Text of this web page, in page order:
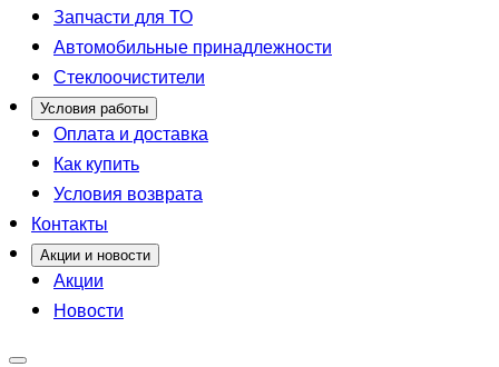
Запчасти для ТО
Автомобильные принадлежности
Стеклоочистители
Условия работы
Оплата и доставка
Как купить
Условия возврата
Контакты
Акции и новости
Акции
Новости